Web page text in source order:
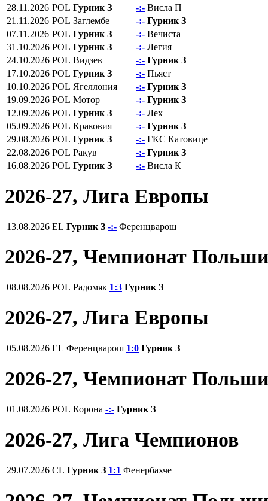
28.11.2026 POL Гурник З -:- Висла П
21.11.2026 POL Заглембе -:- Гурник З
07.11.2026 POL Гурник З -:- Вечиста
31.10.2026 POL Гурник З -:- Легия
24.10.2026 POL Видзев -:- Гурник З
17.10.2026 POL Гурник З -:- Пьяст
10.10.2026 POL Ягеллония -:- Гурник З
19.09.2026 POL Мотор -:- Гурник З
12.09.2026 POL Гурник З -:- Лех
05.09.2026 POL Краковия -:- Гурник З
29.08.2026 POL Гурник З -:- ГКС Катовице
22.08.2026 POL Ракув -:- Гурник З
16.08.2026 POL Гурник З -:- Висла К
2026-27, Лига Европы
13.08.2026 EL Гурник З -:- Ференцварош
2026-27, Чемпионат
08.08.2026 POL Радомяк 1:3 Гурник З
2026-27, Лига Европы
05.08.2026 EL Ференцварош 1:0 Гурник З
2026-27, Чемпионат
01.08.2026 POL Корона -:- Гурник З
2026-27, Лига Чемпионов
29.07.2026 CL Гурник З 1:1 Фенербахче